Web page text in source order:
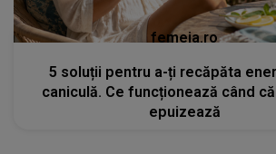
femeia.ro
5 soluții pentru a-ți recăpăta
caniculă. Ce funcționează când
epuizează